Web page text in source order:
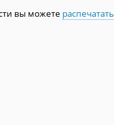
вы можете распечатать